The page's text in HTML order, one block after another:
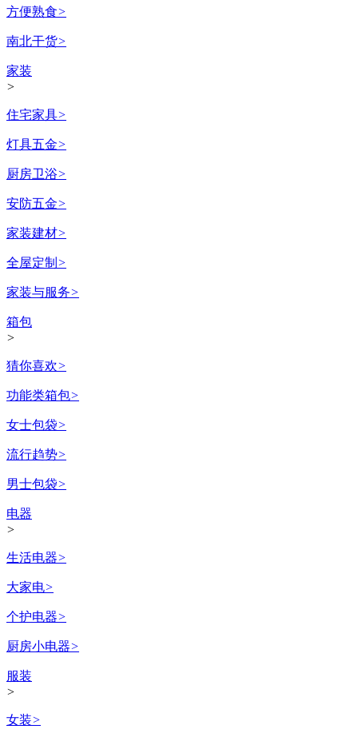
方便熟食>
南北干货>
家装
>
住宅家具>
灯具五金>
厨房卫浴>
安防五金>
家装建材>
全屋定制 >
家装与服务>
箱包
>
猜你喜欢>
功能类箱包>
女士包袋>
流行趋势>
男士包袋>
电器
>
生活电器>
大家电>
个护电器>
厨房小电器>
服装
>
女装>